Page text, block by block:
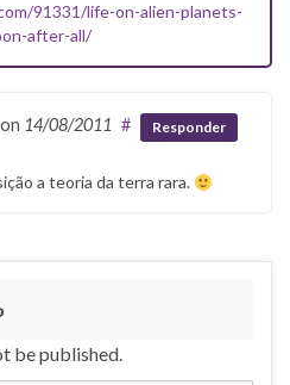
91331/life-on-alien-planets-
after-all/
on 14/08/2011 # Responder
a teoria da terra rara.
be published.